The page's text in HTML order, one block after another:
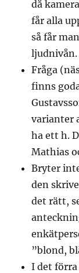
då
får alla
så får
ljudnivån.
Fråga
finns
varianter
ha ett h.
Mathias
Bryter
den
det rätt,
”blond,
I det